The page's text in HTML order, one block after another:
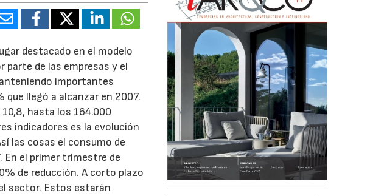
destacado en el modelo
parte de las empresas y el
importantes
llegó a alcanzar en 2007.
hasta los 164.000
indicadores es la evolución
las cosas el consumo de
el primer trimestre de
de reducción. A corto plazo
sector. Estos estarán